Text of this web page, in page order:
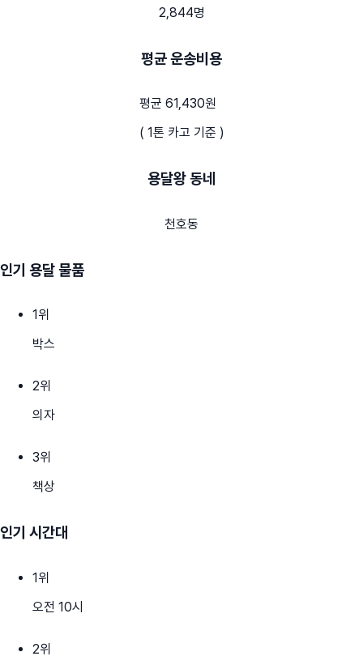
2,844명
평균 운송비용
평균 61,430원
( 1톤 카고 기준 )
용달왕 동네
천호동
인기 용달 물품
1위
박스
2위
의자
3위
책상
인기 시간대
1위
오전 10시
2위